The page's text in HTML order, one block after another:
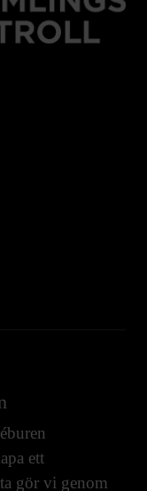
ett
gör vi genom